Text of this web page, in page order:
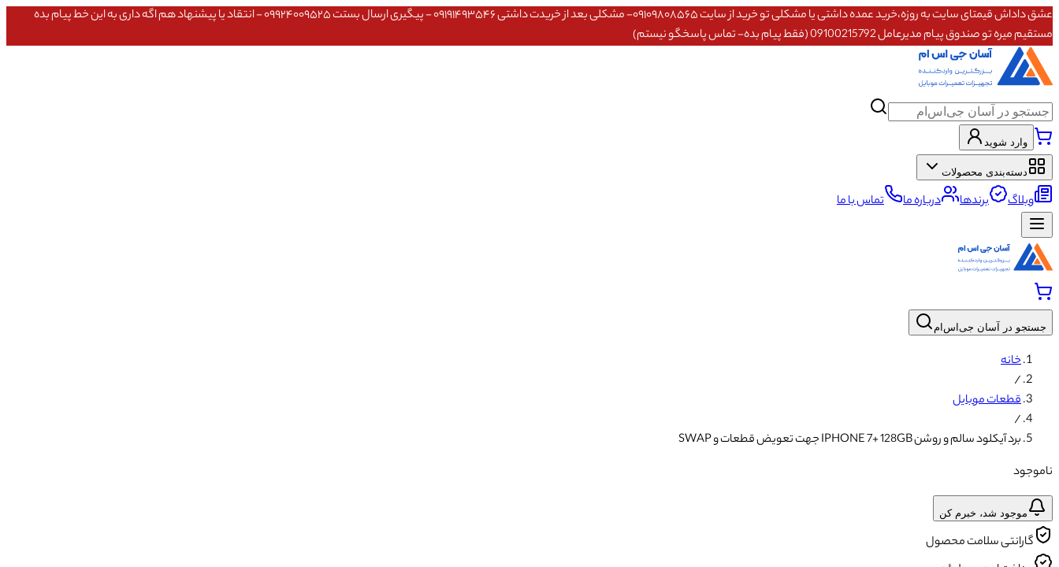
عشق داداش قیمتای سایت به روزه،خرید عمده داشتی یا مشکلی تو خرید از سایت ۰۹۱۰۹۸۰۸۵۶۵- مشکلی بعد از خریدت داشتی ۰۹۱۹۱۴۹۳۵۴۶ - پیگیری ارسال بستت ۰۹۹۲۴۰۰۹۵۲۵ - انتقاد یا پیشنهاد هم اگه داری به این خط پیام بده
مستقیم میره تو صندوق پیام مدیرعامل 09100215792 (فقط پیام بده- تماس پاسخگو نیستم)
وارد شوید
دسته‌بندی محصولات
وبلاگ برندها درباره ما تماس با ما
جستجو در آسان جی‌اس‌ام
خانه
/
قطعات موبایل
/
برد آیکلود سالم و روشن IPHONE 7+ 128GB جهت تعویض قطعات و SWAP
ناموجود
موجود شد، خبرم کن
گارانتی سلامت محصول